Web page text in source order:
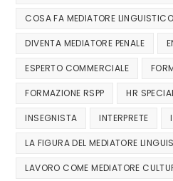
COSA FA MEDIATORE LINGUISTICO
DIVENTA MEDIATORE PENALE
ESPERTO COMMERCIALE
FORMAZIONE RSPP HR
INSEGNISTA INTERPRETE
LA FIGURA DEL MEDIATORE
LAVORO COME MEDIATORE